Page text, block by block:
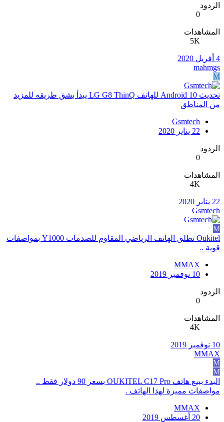
الردود
0
المشاهدات
5K
4 أفريل 2020
mahmgs
M
تحديث Android 10 للهاتف LG G8 ThinQ يبدأ بشق طريقه للمزيد
من المناطق
Gsmtech
22 يناير 2020
الردود
0
المشاهدات
4K
22 يناير 2020
Gsmtech
M
Oukitel تطلق الهاتف الرياضي المقاوم للصدمات Y1000 بمواصفات
قوية ..
MMAX
10 نوفمبر 2019
الردود
0
المشاهدات
4K
10 نوفمبر 2019
MMAX
M
M
البدء ببيع هاتف OUKITEL C17 Pro بسعر 90 دولار فقط ..
مواصفات مميزة لهذا الهاتف .
MMAX
20 أغسطس 2019